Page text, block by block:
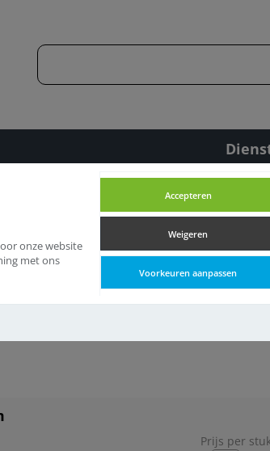
onze website
met ons
Accepteren
Weigeren
Voorkeuren aanpassen
Prijs per